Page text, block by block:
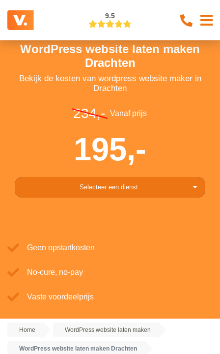
9.5
WordPress website laten maken
Drachten
Bekijk de kosten van wordpress website maker in
Drachten
234,- Vanaf prijs
195,-
Selecteer een dienst
Geen opstartkosten
No-cure, no-pay
Vaste voordeelprijs
Home WordPress website laten maken
WordPress website laten maken Drachten